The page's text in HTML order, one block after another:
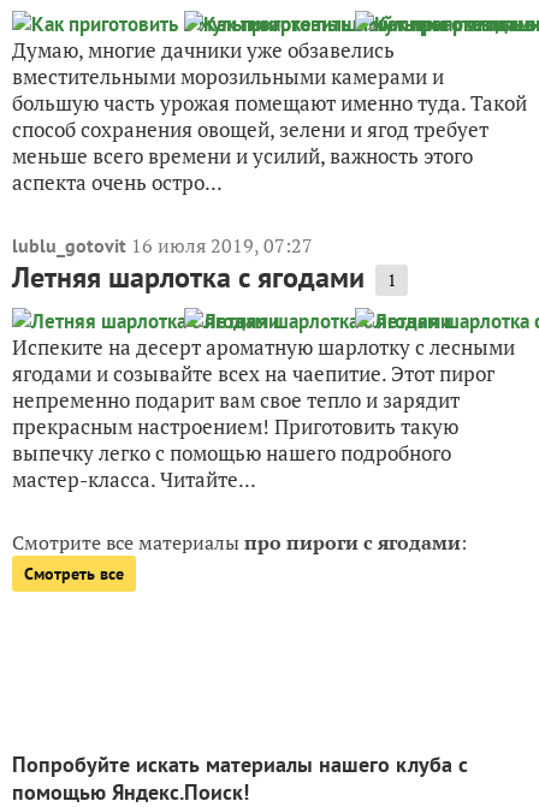
Думаю, многие дачники уже обзавелись
вместительными морозильными камерами и
большую часть урожая помещают именно туда. Такой
способ сохранения овощей, зелени и ягод требует
меньше всего времени и усилий, важность этого
аспекта очень остро...
lublu_gotovit 16 июля 2019, 07:27
Летняя шарлотка с ягодами 1
Испеките на десерт ароматную шарлотку с лесными
ягодами и созывайте всех на чаепитие. Этот пирог
непременно подарит вам свое тепло и зарядит
прекрасным настроением! Приготовить такую
выпечку легко с помощью нашего подробного
мастер-класса. Читайте...
Смотрите все материалыпро пироги с ягодами:
Смотреть все
Попробуйте искать материалы нашего клуба с
помощью Яндекс.Поиск!